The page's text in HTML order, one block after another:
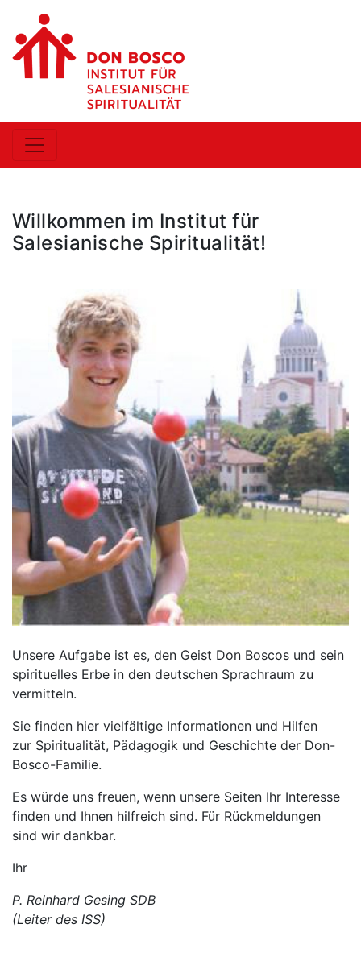
Willkommen im Institut für
Salesianische Spiritualität!
Unsere Aufgabe ist es, den Geist Don Boscos und sein
spirituelles Erbe in den deutschen Sprachraum zu
vermitteln.
Sie finden hier vielfältige Informationen und Hilfen
zur Spiritualität, Pädagogik und Geschichte der Don-
Bosco-Familie.
Es würde uns freuen, wenn unsere Seiten Ihr Interesse
finden und Ihnen hilfreich sind. Für Rückmeldungen
sind wir dankbar.
Ihr
P. Reinhard Gesing SDB
(Leiter des ISS)